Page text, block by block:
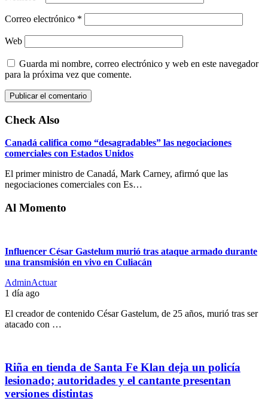
Correo electrónico *
Web
Guarda mi nombre, correo electrónico y web en este navegador
para la próxima vez que comente.
Check Also
Canadá califica como “desagradables” las negociaciones
comerciales con Estados Unidos
El primer ministro de Canadá, Mark Carney, afirmó que las
negociaciones comerciales con Es…
Al Momento
Influencer César Gastelum murió tras ataque armado durante
una transmisión en vivo en Culiacán
AdminActuar
1 día ago
El creador de contenido César Gastelum, de 25 años, murió tras ser
atacado con …
Riña en tienda de Santa Fe Klan deja un policía
lesionado; autoridades y el cantante presentan
versiones distintas